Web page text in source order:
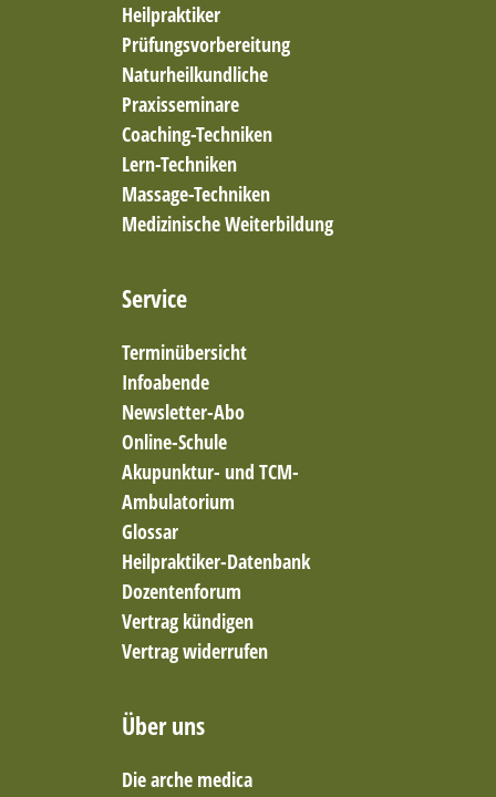
Enaktive Traumatherapie & PITT
Enaktive und bindungsbasierte Traumatherapie
Engel Trance Coaching
Entspannung und achtsamkeitsbasierte Methoden
Entspannungshypnosen
Entspannungskurse
Entspannungstherapie
Ernährung nach den 5 Elementen
Ernährungsberatung
Ernährungsberatung nach Metabolic Balance
Therapie (Darmgesundheit)
Ernährungstherapie
Ernährungstherapie / Gewichtsregulation
Ernährungstherapie/Gewichtsregulation
Familienaufstellung in Einzelsitzung
Feldenkrais-Methode
Frauengesundheit und Coaching
Fußreflexzonentherapie
Ganzheitliche Frauen- und Kinderheilkunde
ganzheitliche Frauenheilkunde
ganzheitliche Physiotherapie
Ganzheitliche Ressourcenorientierte
Psychotherapie
Geprächspsychotherapie
Gesprächspsychotherapie
Gesprächstherapie
Heilpraktiker
Prüfungsvorbereitung
Naturheilkundliche
Praxisseminare
Coaching-Techniken
Lern-Techniken
Massage-Techniken
Medizinische Weiterbildung
Service
Terminübersicht
Infoabende
Newsletter-Abo
Online-Schule
Akupunktur- und TCM-
Ambulatorium
Glossar
Heilpraktiker-Datenbank
Dozentenforum
Vertrag kündigen
Vertrag widerrufen
Über uns
Die arche medica